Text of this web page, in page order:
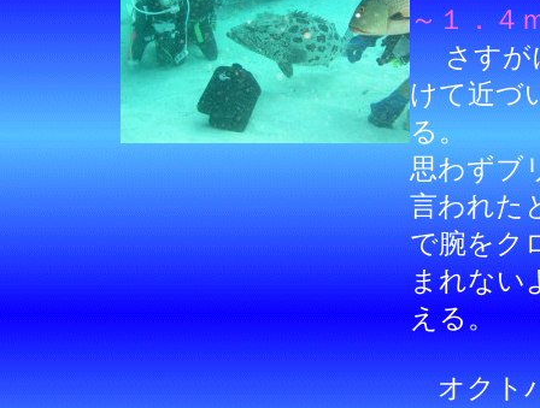
～１．４
さすが
けて近づ
る。
思わずブ
言われた
で腕をク
まれない
える。
オクト